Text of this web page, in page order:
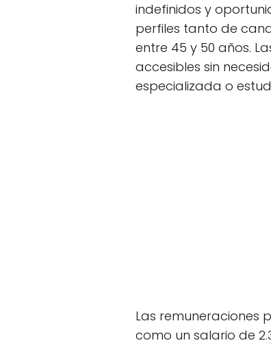
indefinidos y
perfiles tanto de
entre 45 y 50 años.
accesibles sin
especializada o
Las remuneraciones
como un salario de